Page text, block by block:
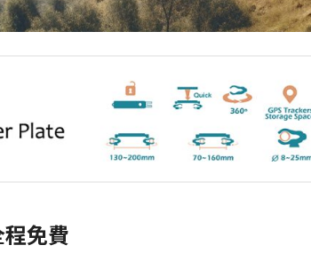
自行車&電動車市場快訊
Update
免費